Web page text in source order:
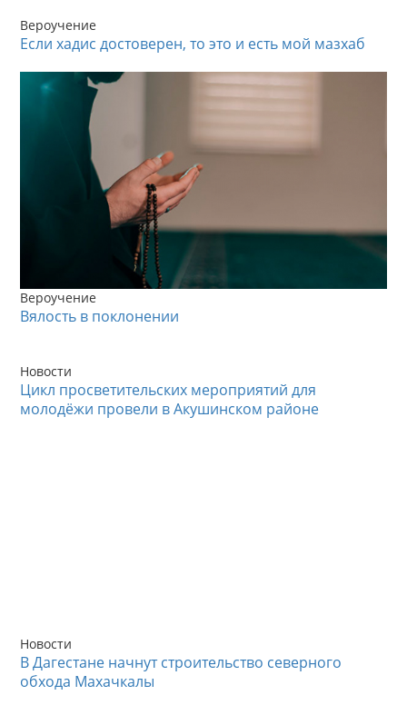
Вероучение
Если хадис достоверен, то это и есть мой мазхаб
Вероучение
Вялость в поклонении
Новости
Цикл просветительских мероприятий для
молодёжи провели в Акушинском районе
Новости
В Дагестане начнут строительство северного
обхода Махачкалы